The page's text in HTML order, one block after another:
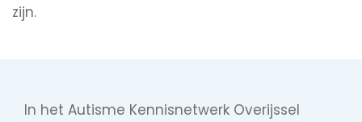
zijn.
In het Autisme Kennisnetwerk Overijssel